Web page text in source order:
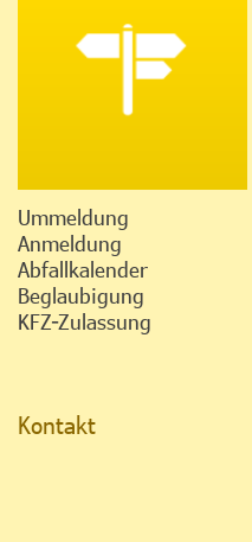
Ummeldung
Anmeldung
Abfallkalender
Beglaubigung
KFZ-Zulassung
Kontakt